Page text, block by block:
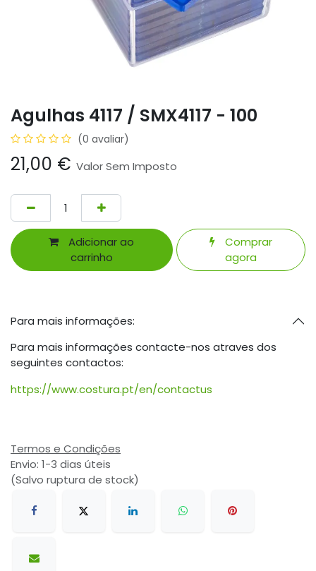
Agulhas 4117 / SMX4117 - 100
(0 avaliar)
21,00 € Valor Sem Imposto
Adicionar ao
carrinho
Comprar
agora
Para mais informações:
Para mais informações contacte-nos atraves dos
seguintes contactos:
https://www.costura.pt/en/contactus
Termos e Condições
Envio: 1-3 dias úteis
(Salvo ruptura de stock)